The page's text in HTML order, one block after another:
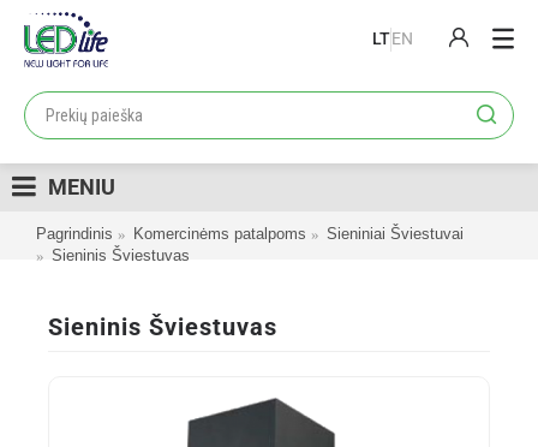
LTEN
PRODUKTAI
LOJALUMO PROGRAMA
KATALOGAI
MENIU
Pagrindinis Komercinėms patalpoms
Sieniniai Šviestuvai
Sieninis Šviestuvas
Sieninis Šviestuvas